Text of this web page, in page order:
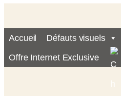
Accueil Défauts visuels
Offre Internet Exclusive